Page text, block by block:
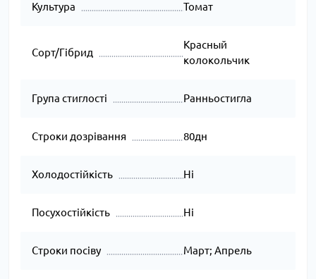
Культура Томат
Сорт/Гібрид
Красный
колокольчик
Група стиглості Ранньостигла
Строки дозрівання 80дн
Холодостійкість Ні
Посухостійкість Ні
Строки посіву Март; Апрель